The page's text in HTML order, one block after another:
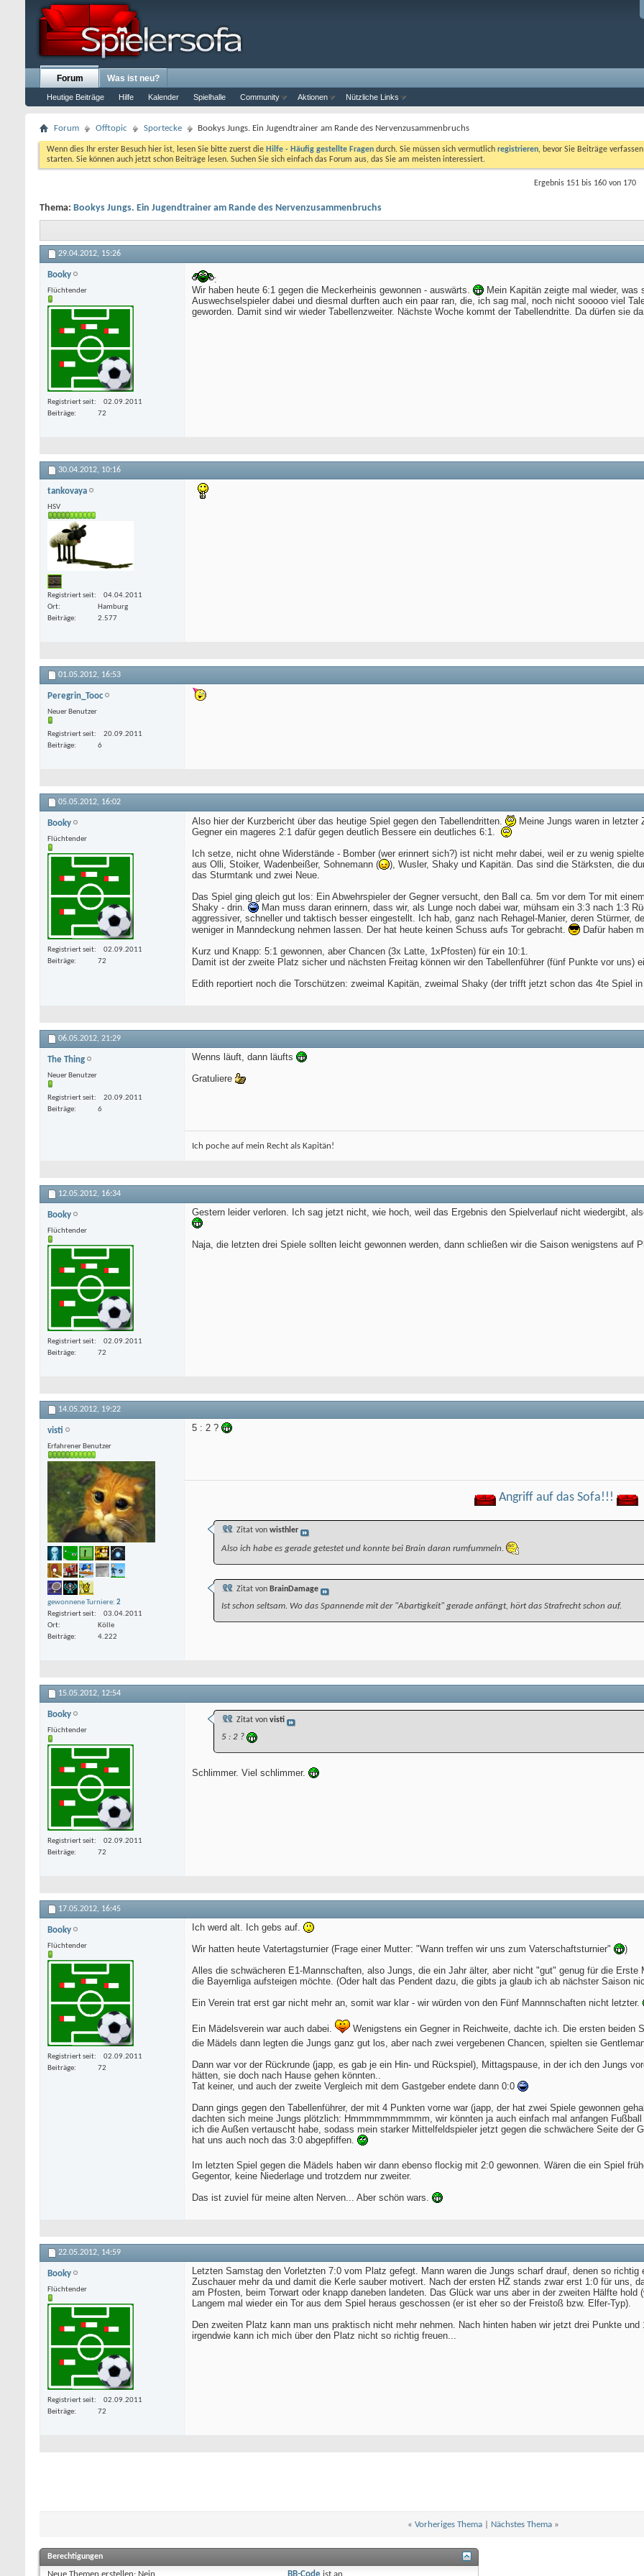
Forum
Heutige Beiträge Hilfe Kalender Spielhalle Community Aktionen Nützliche Links
Was ist neu?
Forum Offtopic Sportecke Bookys Jungs. Ein Jugendtrainer am Rande des Nervenzusammenbruchs
Wenn dies Ihr erster Besuch hier ist, lesen Sie bitte zuerst die Hilfe - Häufig gestellte Fragen durch. Sie müssen sich vermutlich registrieren, bevor Sie Beiträge
starten. Sie können auch jetzt schon Beiträge lesen. Suchen Sie sich einfach das Forum aus, das Sie am meisten interessiert.
Ergebnis 151 bis 160 von 170
Thema: Bookys Jungs. Ein Jugendtrainer am Rande des Nervenzusammenbruchs
29.04.2012, 15:26
Booky
Flüchtender
Registriert seit
02.09.2011
Beiträge
72
:
Wir haben heute 6:1 gegen die Meckerheinis gewonnen - auswärts.
Mein Kapitän zeigte mal wieder,
Auswechselspieler dabei und diesmal durften auch ein paar ran, die, ich sag mal, noch nicht sooooo viel
geworden. Damit sind wir wieder Tabellenzweiter. Nächste Woche kommt der Tabellendritte. Da dürfen sie
30.04.2012, 10:16
tankovaya
HSV
Registriert seit
04.04.2011
Ort
Hamburg
Beiträge
2.577
01.05.2012, 16:53
Peregrin_Tooc
Neuer Benutzer
Registriert seit
20.09.2011
Beiträge
6
05.05.2012, 16:02
Booky
Flüchtender
Registriert seit
02.09.2011
Beiträge
72
Also hier der Kurzbericht über das heutige Spiel gegen den Tabellendritten.
Meine Jungs waren in letzter
Gegner ein mageres 2:1 dafür gegen deutlich Bessere ein deutliches 6:1.
Ich setze, nicht ohne Widerstände - Bomber (wer erinnert sich?) ist nicht mehr dabei, weil er zu wenig
aus Olli, Stoiker, Wadenbeißer, Sohnemann (
), Wusler, Shaky und Kapitän. Das sind die Stärksten, die
das Sturmtank und zwei Neue.
Das Spiel ging gleich gut los: Ein Abwehrspieler der Gegner versucht, den Ball ca. 5m vor dem Tor mit
Shaky - drin.
Man muss daran erinnern, dass wir, als Lunge noch dabei war, mühsam ein 3:3 nach 1:3
aggressiver, schneller und taktisch besser eingestellt. Ich hab, ganz nach Rehagel-Manier, deren Stürmer,
weniger in Manndeckung nehmen lassen. Der hat heute keinen Schuss aufs Tor gebracht.
Dafür haben
Kurz und Knapp: 5:1 gewonnen, aber Chancen (3x Latte, 1xPfosten) für ein 10:1.
Damit ist der zweite Platz sicher und nächsten Freitag können wir den Tabellenführer (fünf Punkte vor uns)
Edith reportiert noch die Torschützen: zweimal Kapitän, zweimal Shaky (der trifft jetzt schon das 4te Spiel
06.05.2012, 21:29
The Thing
Neuer Benutzer
Registriert seit
20.09.2011
Beiträge
6
Wenns läuft, dann läufts
Gratuliere
Ich poche auf mein Recht als Kapitän!
12.05.2012, 16:34
Booky
Flüchtender
Registriert seit
02.09.2011
Beiträge
72
Gestern leider verloren. Ich sag jetzt nicht, wie hoch, weil das Ergebnis den Spielverlauf nicht wiedergibt,
Naja, die letzten drei Spiele sollten leicht gewonnen werden, dann schließen wir die Saison wenigstens auf
14.05.2012, 19:22
visti
Erfahrener Benutzer
gewonnene Turniere: 2
Registriert seit
03.04.2011
Ort
Kölle
Beiträge
4.222
5 : 2 ?
Angriff auf das Sofa!!!
Zitat von wisthler
Also ich habe es gerade getestet und konnte bei Brain daran rumfummeln.
Zitat von BrainDamage
Ist schon seltsam. Wo das Spannende mit der "Abartigkeit" gerade anfängt, hört das Strafrecht schon auf.
15.05.2012, 12:54
Booky
Flüchtender
Registriert seit
02.09.2011
Beiträge
72
Zitat von visti
5 : 2 ?
Schlimmer. Viel schlimmer.
17.05.2012, 16:45
Booky
Flüchtender
Registriert seit
02.09.2011
Beiträge
72
Ich werd alt. Ich gebs auf.
Wir hatten heute Vatertagsturnier (Frage einer Mutter: "Wann treffen wir uns zum Vaterschaftsturnier"
)
Alles die schwächeren E1-Mannschaften, also Jungs, die ein Jahr älter, aber nicht "gut" genug für die
die Bayernliga aufsteigen möchte. (Oder halt das Pendent dazu, die gibts ja glaub ich ab nächster Saison
Ein Verein trat erst gar nicht mehr an, somit war klar - wir würden von den Fünf Mannnschaften nicht letzter.
Ein Mädelsverein war auch dabei.
Wenigstens ein Gegner in Reichweite, dachte ich. Die ersten beiden
die Mädels dann legten die Jungs ganz gut los, aber nach zwei vergebenen Chancen, spielten sie
Dann war vor der Rückrunde (japp, es gab je ein Hin- und Rückspiel), Mittagspause, in der ich den Jungs
hätten, sie doch nach Hause gehen könnten..
Tat keiner, und auch der zweite Vergleich mit dem Gastgeber endete dann 0:0
Dann gings gegen den Tabellenführer, der mit 4 Punkten vorne war (japp, der hat zwei Spiele gewonnen
dachten sich meine Jungs plötzlich: Hmmmmmmmmmm, wir könnten ja auch einfach mal anfangen
ich die Außen vertauscht habe, sodass mein starker Mittelfeldspieler jetzt gegen die schwächere Seite der
hat uns auch noch das 3:0 abgepfiffen.
Im letzten Spiel gegen die Mädels haben wir dann ebenso flockig mit 2:0 gewonnen. Wären die ein Spiel
Gegentor, keine Niederlage und trotzdem nur zweiter.
Das ist zuviel für meine alten Nerven... Aber schön wars.
22.05.2012, 14:59
Booky
Flüchtender
Registriert seit
02.09.2011
Beiträge
72
Letzten Samstag den Vorletzten 7:0 vom Platz gefegt. Mann waren die Jungs scharf drauf, denen so richtig
Zuschauer mehr da und damit die Kerle sauber motivert. Nach der ersten HZ stands zwar erst 1:0 für uns,
am Pfosten, beim Torwart oder knapp daneben landeten. Das Glück war uns aber in der zweiten Hälfte
Langem mal wieder ein Tor aus dem Spiel heraus geschossen (er ist eher so der Freistoß bzw. Elfer-Typ).
Den zweiten Platz kann man uns praktisch nicht mehr nehmen. Nach hinten haben wir jetzt drei Punkte
irgendwie kann ich mich über den Platz nicht so richtig freuen...
« Vorheriges Thema| Nächstes Thema »
Berechtigungen
Neue Themen erstellen: Nein BB-Code istan